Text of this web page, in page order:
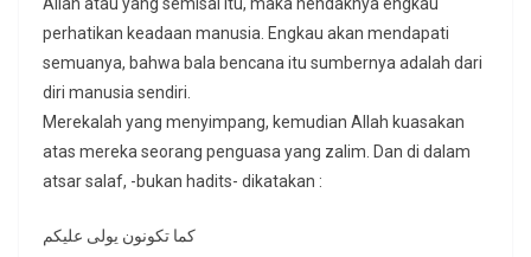
Allah atau yang semisal itu, maka hendaknya engkau
perhatikan keadaan manusia. Engkau akan mendapati
semuanya, bahwa bala bencana itu sumbernya adalah dari
diri manusia sendiri.
Merekalah yang menyimpang, kemudian Allah kuasakan
atas mereka seorang penguasa yang zalim. Dan di dalam
atsar salaf, -bukan hadits- dikatakan :
كما تكونون يولى عليكم